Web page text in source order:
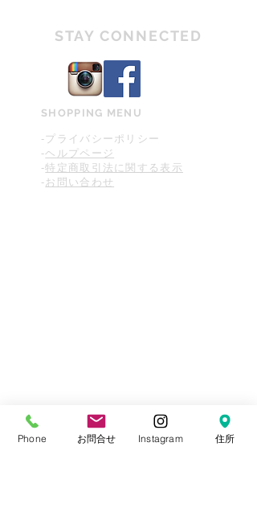
STAY CONNECTED
SHOPPING MENU
-プライバシーポリシー
-ヘルプページ
-特定商取引法に関する表示
- お問い合わせ
MEMBERS
Phone お問合せ Instagram 住所